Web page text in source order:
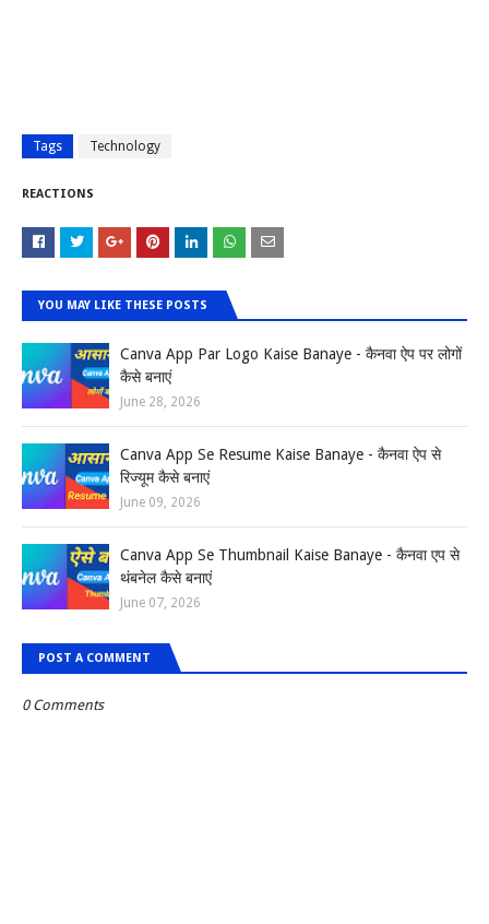
Tags Technology
REACTIONS
YOU MAY LIKE THESE POSTS
Canva App Par Logo Kaise Banaye - कैनवा ऐप पर लोगों
कैसे बनाएं
June 28, 2026
Canva App Se Resume Kaise Banaye - कैनवा ऐप से
रिज्यूम कैसे बनाएं
June 09, 2026
Canva App Se Thumbnail Kaise Banaye - कैनवा एप से
थंबनेल कैसे बनाएं
June 07, 2026
POST A COMMENT
0 Comments